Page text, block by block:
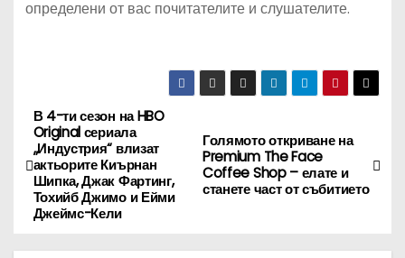
определени от вас почитателите и слушателите.
Н
а
в
Голямото откриване на
Premium The Face
Coffee Shop – елате и
станете част от събитието
В 4-ти сезон на HBO
Original сериала
„Индустрия“ влизат
актьорите Киърнан
Шипка, Джак Фартинг,
Тохийб Джимо и Ейми
Джеймс-Кели